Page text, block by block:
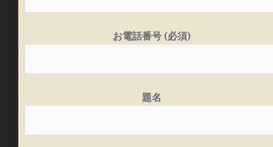
お電話番号 (必須)
題名